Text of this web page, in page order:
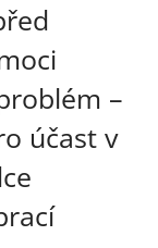
–
účast v